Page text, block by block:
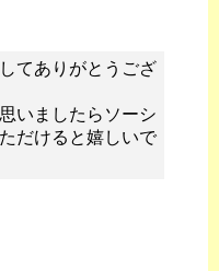
てありがとうござ
いましたらソーシ
だけると嬉しいで